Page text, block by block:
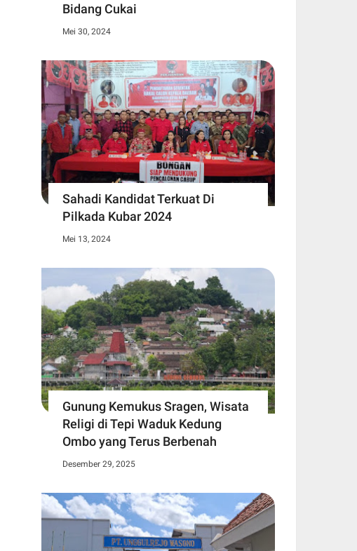
Bidang Cukai
Mei 30, 2024
Sahadi Kandidat Terkuat Di
Pilkada Kubar 2024
Mei 13, 2024
Gunung Kemukus Sragen, Wisata
Religi di Tepi Waduk Kedung
Ombo yang Terus Berbenah
Desember 29, 2025